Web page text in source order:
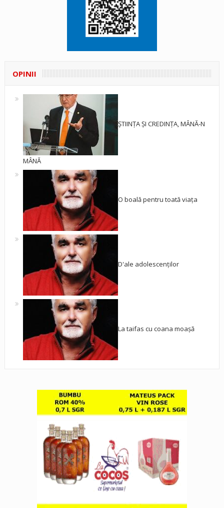
OPINII
ȘTIINȚA ȘI CREDINȚA, MÂNĂ-N
MÂNĂ
O boală pentru toată viața
D'ale adolescenților
La taifas cu coana moașă